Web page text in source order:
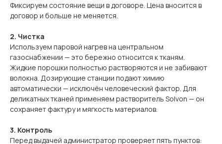
Фиксируем состояние вещи в договоре. Цена вносится в
договор и больше не меняется.
2. Чистка
Используем паровой нагрев на центральном
газоснабжении — это бережно относится к тканям.
Жидкие порошки полностью растворяются и не забивают
волокна. Дозирующие станции подают химию
автоматически — исключён человеческий фактор. Для
деликатных тканей применяем растворитель Solvon — он
сохраняет фактуру и мягкость материалов.
3. Контроль
Перед выдачей администратор проверяет пять пунктов: